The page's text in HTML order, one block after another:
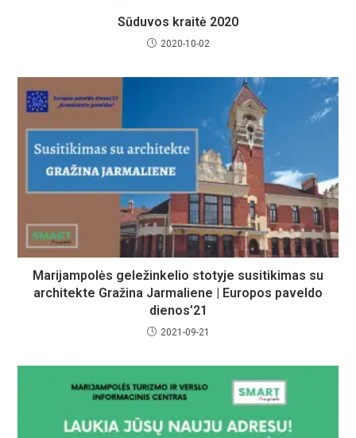
Sūduvos kraitė 2020
2020-10-02
Marijampolės geležinkelio stotyje susitikimas su
architekte Gražina Jarmaliene | Europos paveldo
dienos’21
2021-09-21